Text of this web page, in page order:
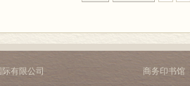
有限公司 商务印书馆